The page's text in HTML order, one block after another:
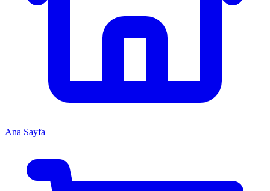
Ana Sayfa